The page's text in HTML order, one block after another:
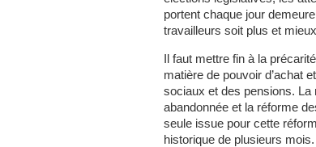
portent chaque jour
travailleurs soit plus et
Il faut mettre fin à la
matière de pouvoir d’achat
sociaux et des pensions. La
abandonnée et la réforme
seule issue pour cette
historique de plusieurs